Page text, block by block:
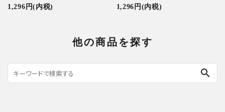
1,296円(内税)
1,296円(内税)
他の商品を探す
search